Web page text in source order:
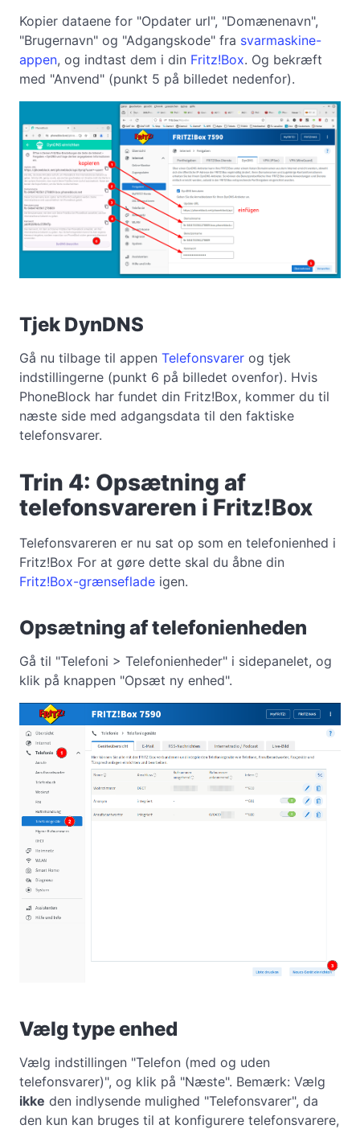
Kopier dataene for "Opdater url", "Domænenavn",
"Brugernavn" og "Adgangskode" fra svarmaskine-
appen, og indtast dem i din Fritz!Box. Og bekræft
med "Anvend" (punkt 5 på billedet nedenfor).
Tjek DynDNS
Gå nu tilbage til appen Telefonsvarer og tjek
indstillingerne (punkt 6 på billedet ovenfor). Hvis
PhoneBlock har fundet din Fritz!Box, kommer du til
næste side med adgangsdata til den faktiske
telefonsvarer.
Trin 4: Opsætning af
telefonsvareren i Fritz!Box
Telefonsvareren er nu sat op som en telefonienhed i
Fritz!Box For at gøre dette skal du åbne din
Fritz!Box-grænseflade igen.
Opsætning af telefonienheden
Gå til "Telefoni > Telefonienheder" i sidepanelet, og
klik på knappen "Opsæt ny enhed".
Vælg type enhed
Vælg indstillingen "Telefon (med og uden
telefonsvarer)", og klik på "Næste". Bemærk: Vælg
ikke den indlysende mulighed "Telefonsvarer", da
den kun kan bruges til at konfigurere telefonsvarere,